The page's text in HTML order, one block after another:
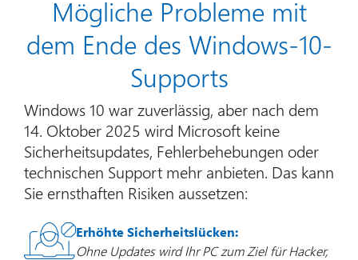
Mögliche Probleme mit
dem Ende des Windows-10-
Supports
Windows 10 war zuverlässig, aber nach dem
14. Oktober 2025 wird Microsoft keine
Sicherheitsupdates, Fehlerbehebungen oder
technischen Support mehr anbieten. Das kann
Sie ernsthaften Risiken aussetzen:
Erhöhte Sicherheitslücken:
Ohne Updates wird Ihr PC zum Ziel für Hacker,